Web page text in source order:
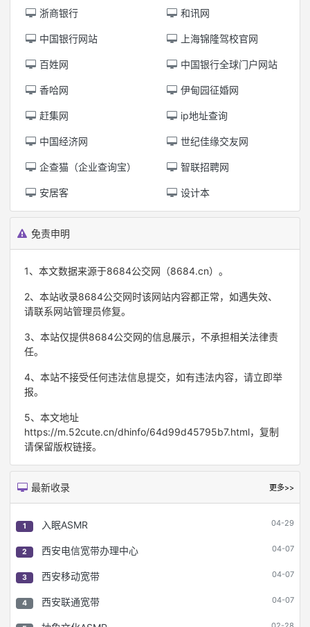
最新收录 更多>>
1 入眠ASMR 04-29
2 西安电信宽带办理中心 04-07
3 西安移动宽带 04-07
4 西安联通宽带 04-07
浙商银行 和讯网
中国银行网站 上海锦隆驾校官网
百姓网 中国银行全球门户网站
香哈网 伊甸园征婚网
赶集网 ip地址查询
中国经济网 世纪佳缘交友网
企查猫（企业查询宝） 智联招聘网
安居客 设计本
免责申明
1、本文数据来源于8684公交网（8684.cn）。
2、本站收录8684公交网时该网站内容都正常，如遇失效、
请联系网站管理员修复。
3、本站仅提供8684公交网的信息展示，不承担相关法律责
任。
4、本站不接受任何违法信息提交，如有违法内容，请立即举
报。
5、本文地址
https://m.52cute.cn/dhinfo/64d99d45795b7.html，复制
请保留版权链接。